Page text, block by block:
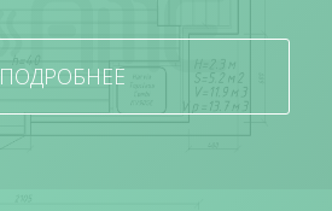
ПОДРОБНЕЕ